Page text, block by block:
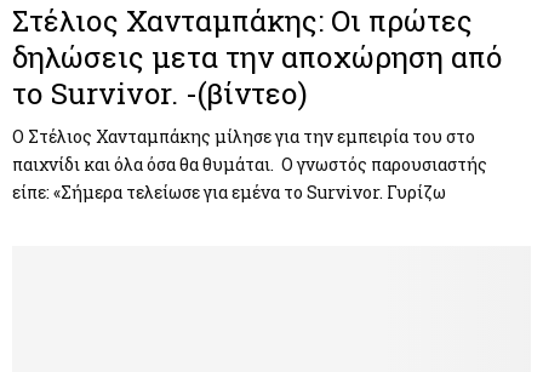
Στέλιος Χανταμπάκης: Οι πρώτες
δηλώσεις μετα την αποχώρηση από
το Survivor. -(βίντεο)
Ο Στέλιος Χανταμπάκης μίλησε για την εμπειρία του στο
παιχνίδι και όλα όσα θα θυμάται. Ο γνωστός παρουσιαστής
είπε: «Σήμερα τελείωσε για εμένα το Survivor. Γυρίζω